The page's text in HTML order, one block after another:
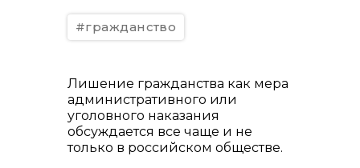
#гражданство
Лишение гражданства как мера
административного или
уголовного наказания
обсуждается все чаще и не
только в российском обществе.